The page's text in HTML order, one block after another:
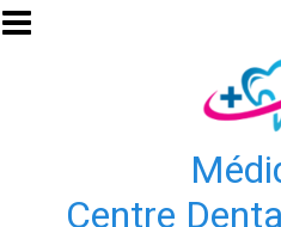
Aller au contenu principal
Centre